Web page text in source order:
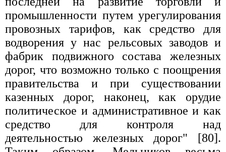
промышленности путем урегулирования
провозных тарифов, как средство для
водворения у нас рельсовых заводов и
фабрик подвижного состава железных
дорог, что возможно только с поощрения
правительства и при существовании
казенных дорог, наконец, как орудие
политическое и административное и как
средство для контроля над
деятельностью железных дорог" [80].